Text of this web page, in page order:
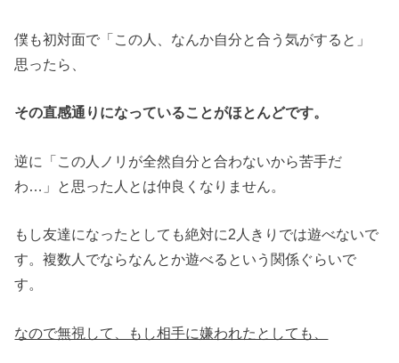
僕も初対面で「この人、なんか自分と合う気がすると」
思ったら、
その直感通りになっていることがほとんどです。
逆に「この人ノリが全然自分と合わないから苦手だ
わ…」と思った人とは仲良くなりません。
もし友達になったとしても絶対に2人きりでは遊べないで
す。複数人でならなんとか遊べるという関係ぐらいで
す。
なので無視して、もし相手に嫌われたとしても、